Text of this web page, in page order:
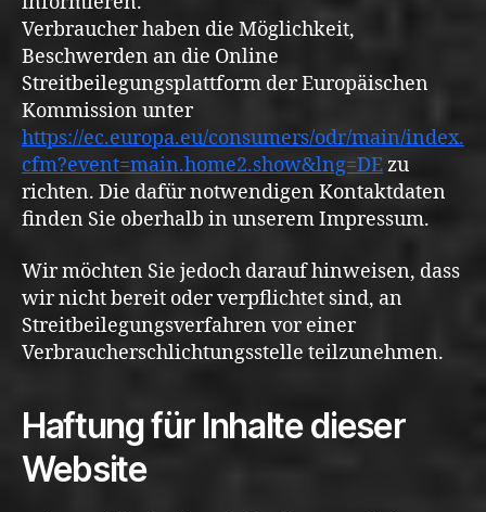
Verbraucher haben die Möglichkeit,
Beschwerden an die Online
Streitbeilegungsplattform der Europäischen
Kommission unter
https://ec.europa.eu/consumers/odr/main/index.
cfm?event=main.home2.show&lng=DEzu
richten. Die dafür notwendigen Kontaktdaten
finden Sie oberhalb in unserem Impressum.
Wir möchten Sie jedoch darauf hinweisen, dass
wir nicht bereit oder verpflichtet sind, an
Streitbeilegungsverfahren vor einer
Verbraucherschlichtungsstelle teilzunehmen.
Haftung für Inhalte dieser
Website